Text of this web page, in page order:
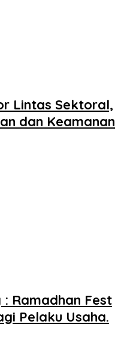
Lintas Sektoral,
dan Keamanan
Ramadhan Fest
Pelaku Usaha.